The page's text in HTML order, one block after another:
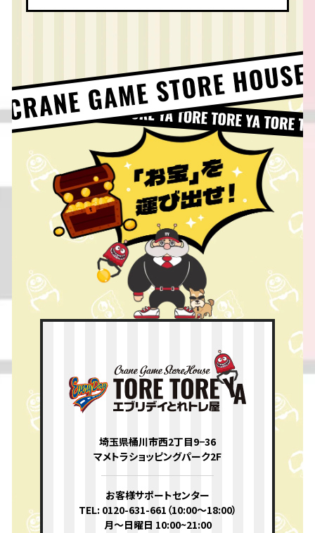
埼玉県桶川市西2丁目9−36
マメトラショッピングパーク2F
お客様サポートセンター
TEL: 0120-631-661（10:00〜18:00）
月〜日曜日 10:00~21:00